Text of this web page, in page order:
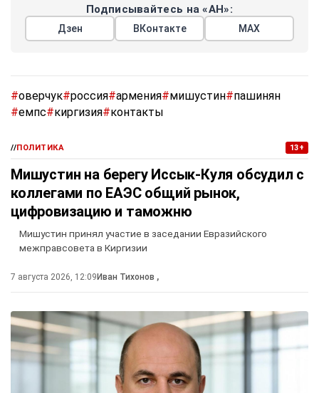
Подписывайтесь на «АН»:
Дзен ВКонтакте МАХ
#оверчук#россия#армения#мишустин#пашинян
#емпс#киргизия#контакты
//ПОЛИТИКА 13+
Мишустин на берегу Иссык-Куля обсудил с
коллегами по ЕАЭС общий рынок,
цифровизацию и таможню
Мишустин принял участие в заседании Евразийского
межправсовета в Киргизии
7 августа 2026, 12:09 Иван Тихонов ,